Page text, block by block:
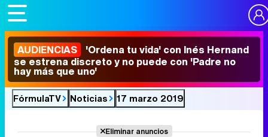
AUDIENCIAS 'Ordena tu vida' con Inés Hernand
se estrena discreto y no puede con 'Padre no
hay más que uno'
FórmulaTV Noticias 17 marzo 2019
Eliminar anuncios